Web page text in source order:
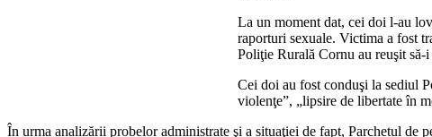
La un moment dat, cei doi l-au
raporturi sexuale. Victima a fost
Poliţie Rurală Cornu au reuşit să-
Cei doi au fost conduşi la sediul
violenţe”, „lipsire de libertate în
În urma analizării probelor administrate şi a situaţiei de fapt, Parchetul de